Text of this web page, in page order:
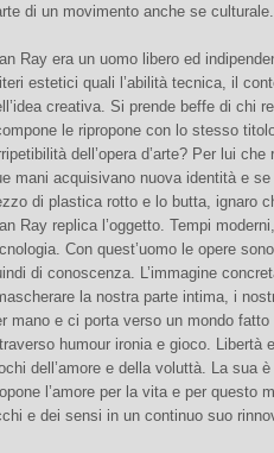
di un movimento anche se culturale.
Ray era un uomo libero ed
estetici quali l’abilità tecnica, il
creativa. Si prende beffe di chi
le ripropone con lo stesso
dell’opera d’arte? Per lui
mani acquisivano nuova identità e
di plastica rotto e lo butta, ignaro
Ray replica l’oggetto. Tempi
Con quest’uomo le opere
di conoscenza. L’immagine
la nostra parte intima, i
mano e ci porta verso un mondo
humour ironia e gioco. Libertà
dell’amore e della voluttà. La sua
l’amore per la vita e per questo
e dei sensi in un continuo suo